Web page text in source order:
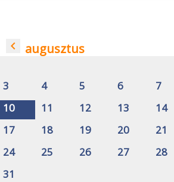
navigate_before augusztus
3
4 5 6 7
10
11 12 13 14
17
18 19 20 21
24
25 26 27 28
31